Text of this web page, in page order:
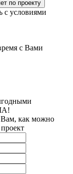
с условиями
с Вами
Вам, как можно